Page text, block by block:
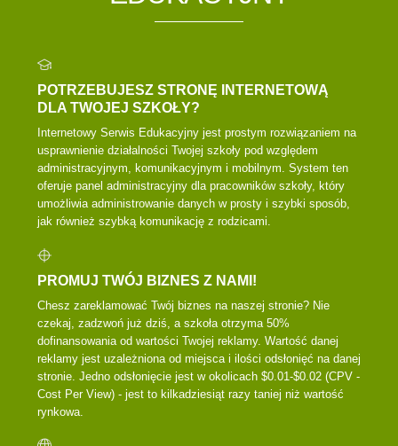
POTRZEBUJESZ STRONĘ INTERNETOWĄ
DLA TWOJEJ SZKOŁY?
Internetowy Serwis Edukacyjny jest prostym rozwiązaniem na
usprawnienie działalności Twojej szkoły pod względem
administracyjnym, komunikacyjnym i mobilnym. System ten
oferuje panel administracyjny dla pracowników szkoły, który
umożliwia administrowanie danych w prosty i szybki sposób,
jak również szybką komunikację z rodzicami.
PROMUJ TWÓJ BIZNES Z NAMI!
Chesz zareklamować Twój biznes na naszej stronie? Nie
czekaj, zadzwoń już dziś, a szkoła otrzyma 50%
dofinansowania od wartości Twojej reklamy. Wartość danej
reklamy jest uzależniona od miejsca i ilości odsłonięć na danej
stronie. Jedno odsłonięcie jest w okolicach $0.01-$0.02 (CPV -
Cost Per View) - jest to kilkadziesiąt razy taniej niż wartość
rynkowa.